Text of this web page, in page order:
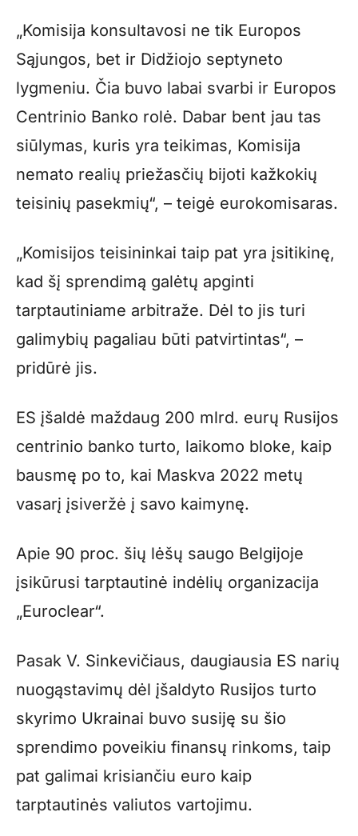
„Komisija konsultavosi ne tik Europos
Sąjungos, bet ir Didžiojo septyneto
lygmeniu. Čia buvo labai svarbi ir Europos
Centrinio Banko rolė. Dabar bent jau tas
siūlymas, kuris yra teikimas, Komisija
nemato realių priežasčių bijoti kažkokių
teisinių pasekmių“, – teigė eurokomisaras.
„Komisijos teisininkai taip pat yra įsitikinę,
kad šį sprendimą galėtų apginti
tarptautiniame arbitraže. Dėl to jis turi
galimybių pagaliau būti patvirtintas“, –
pridūrė jis.
ES įšaldė maždaug 200 mlrd. eurų Rusijos
centrinio banko turto, laikomo bloke, kaip
bausmę po to, kai Maskva 2022 metų
vasarį įsiveržė į savo kaimynę.
Apie 90 proc. šių lėšų saugo Belgijoje
įsikūrusi tarptautinė indėlių organizacija
„Euroclear“.
Pasak V. Sinkevičiaus, daugiausia ES narių
nuogąstavimų dėl įšaldyto Rusijos turto
skyrimo Ukrainai buvo susiję su šio
sprendimo poveikiu finansų rinkoms, taip
pat galimai krisiančiu euro kaip
tarptautinės valiutos vartojimu.